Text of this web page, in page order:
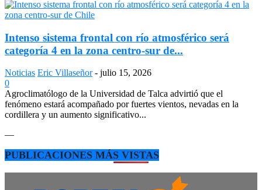
Intenso sistema frontal con río atmosférico será
categoría 4 en la zona centro-sur de...
Noticias Eric Villaseñor - julio 15, 2026
0
Agroclimatólogo de la Universidad de Talca advirtió que el
fenómeno estará acompañado por fuertes vientos, nevadas en la
cordillera y un aumento significativo...
—
PUBLICACIONES MÁS VISTAS